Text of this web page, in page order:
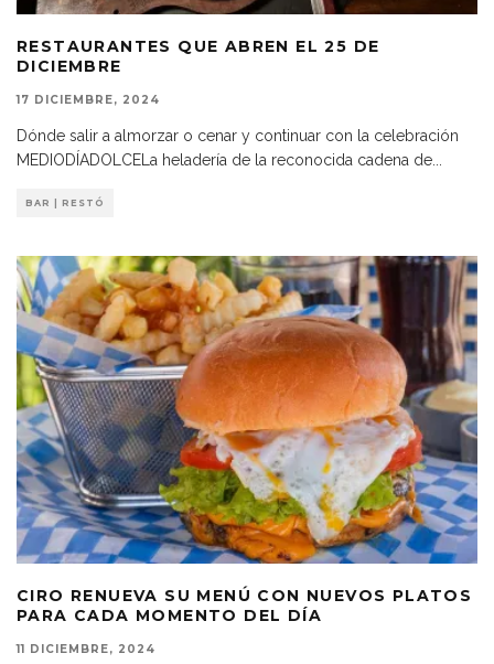
RESTAURANTES QUE ABREN EL 25 DE
DICIEMBRE
17 DICIEMBRE, 2024
Dónde salir a almorzar o cenar y continuar con la celebración
MEDIODÍADOLCELa heladería de la reconocida cadena de...
BAR | RESTÓ
CIRO RENUEVA SU MENÚ CON NUEVOS PLATOS
PARA CADA MOMENTO DEL DÍA
11 DICIEMBRE, 2024